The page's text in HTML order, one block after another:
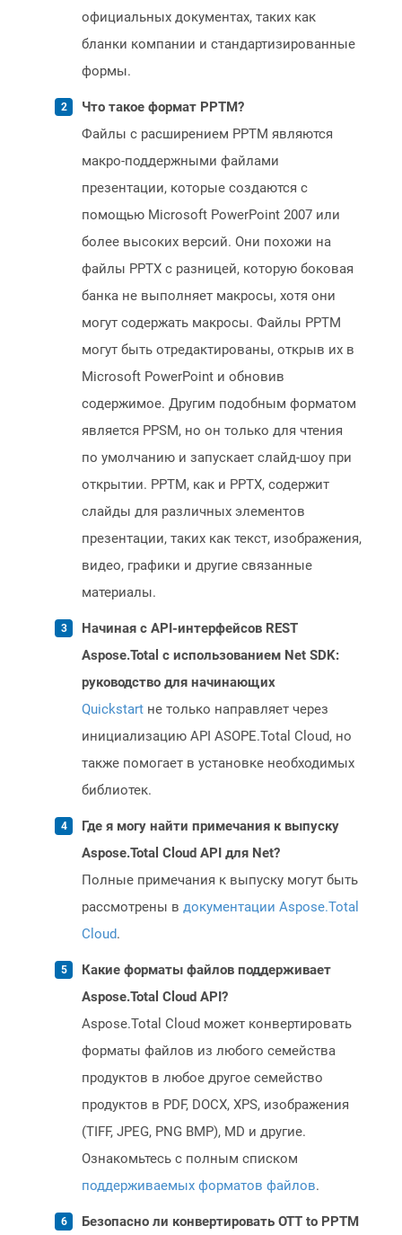
официальных документах, таких как
бланки компании и стандартизированные
формы.
Что такое формат PPTM?
Файлы с расширением PPTM являются
макро-поддержными файлами
презентации, которые создаются с
помощью Microsoft PowerPoint 2007 или
более высоких версий. Они похожи на
файлы PPTX с разницей, которую боковая
банка не выполняет макросы, хотя они
могут содержать макросы. Файлы PPTM
могут быть отредактированы, открыв их в
Microsoft PowerPoint и обновив
содержимое. Другим подобным форматом
является PPSM, но он только для чтения
по умолчанию и запускает слайд-шоу при
открытии. PPTM, как и PPTX, содержит
слайды для различных элементов
презентации, таких как текст, изображения,
видео, графики и другие связанные
материалы.
Начиная с API-интерфейсов REST
Aspose.Total с использованием Net SDK:
руководство для начинающих
Quickstart не только направляет через
инициализацию API ASOPE.Total Cloud, но
также помогает в установке необходимых
библиотек.
Где я могу найти примечания к выпуску
Aspose.Total Cloud API для Net?
Полные примечания к выпуску могут быть
рассмотрены в документации Aspose.Total
Cloud.
Какие форматы файлов поддерживает
Aspose.Total Cloud API?
Aspose.Total Cloud может конвертировать
форматы файлов из любого семейства
продуктов в любое другое семейство
продуктов в PDF, DOCX, XPS, изображения
(TIFF, JPEG, PNG BMP), MD и другие.
Ознакомьтесь с полным списком
поддерживаемых форматов файлов.
Безопасно ли конвертировать OTT to PPTM